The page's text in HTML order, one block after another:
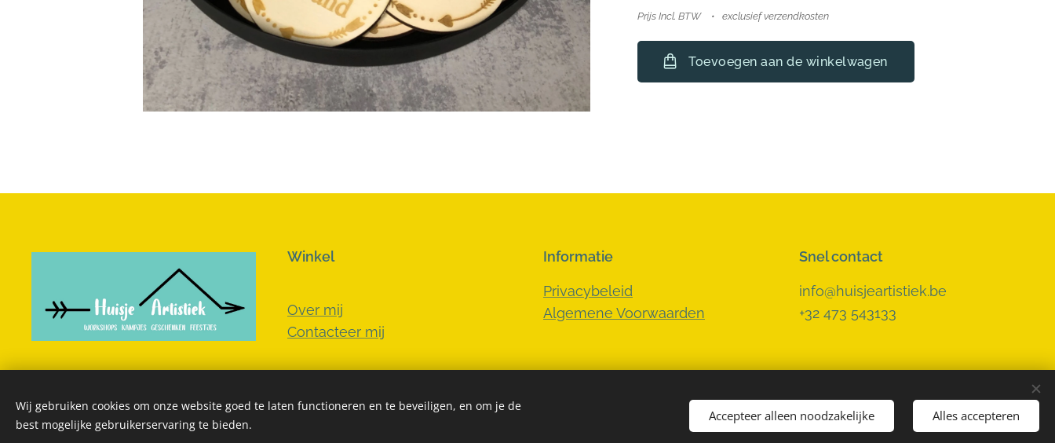
Prijs Incl. BTW exclusief verzendkosten
Toevoegen aan de winkelwagen
Winkel
Over mij
Contacteer mij
Informatie
Privacybeleid
Algemene Voorwaarden
Snel contact
info@huisjeartistiek.be
+32 473 543133
Wij gebruiken cookies om onze website goed te laten functioneren en te beveiligen, en om je de
best mogelijke gebruikerservaring te bieden.
Accepteer alleen noodzakelijke Alles accepteren